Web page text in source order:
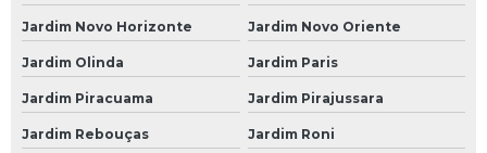
Oficina Mecânica 24 Horas Automotiva
Oficina Mecânica Aberta Agora
Jardim Novo Horizonte Jardim Novo Oriente
Jardim Olinda Jardim Paris
Jardim Piracuama Jardim Pirajussara
Jardim Rebouças Jardim Roni